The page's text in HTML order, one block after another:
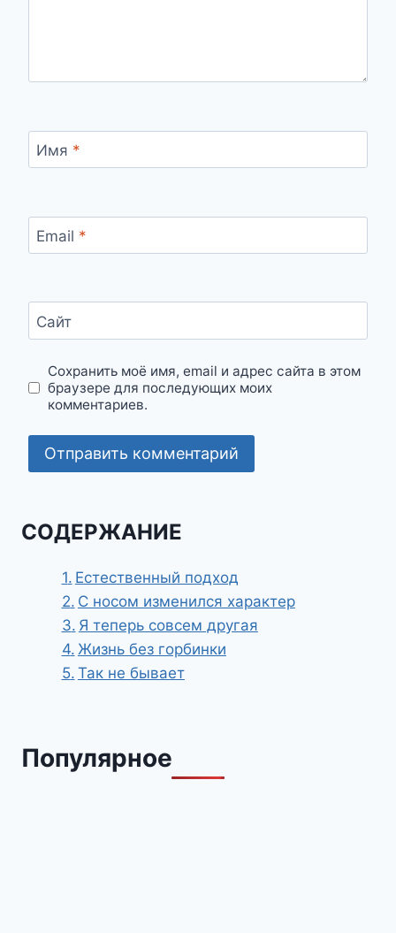
Имя *
Email *
Сайт
Сохранить моё имя, email и адрес сайта в этом
браузере для последующих моих
комментариев.
СОДЕРЖАНИЕ
Естественный подход
С носом изменился характер
Я теперь совсем другая
Жизнь без горбинки
Так не бывает
Популярное